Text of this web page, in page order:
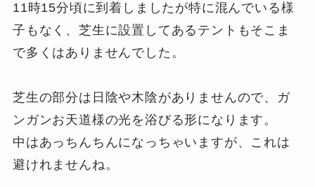
11時15分頃に到着しましたが特に混んでいる様
子もなく、芝生に設置してあるテントもそこま
で多くはありませんでした。
芝生の部分は日陰や木陰がありませんので、ガ
ンガンお天道様の光を浴びる形になります。
中はあっちんちんになっちゃいますが、これは
避けれませんね。